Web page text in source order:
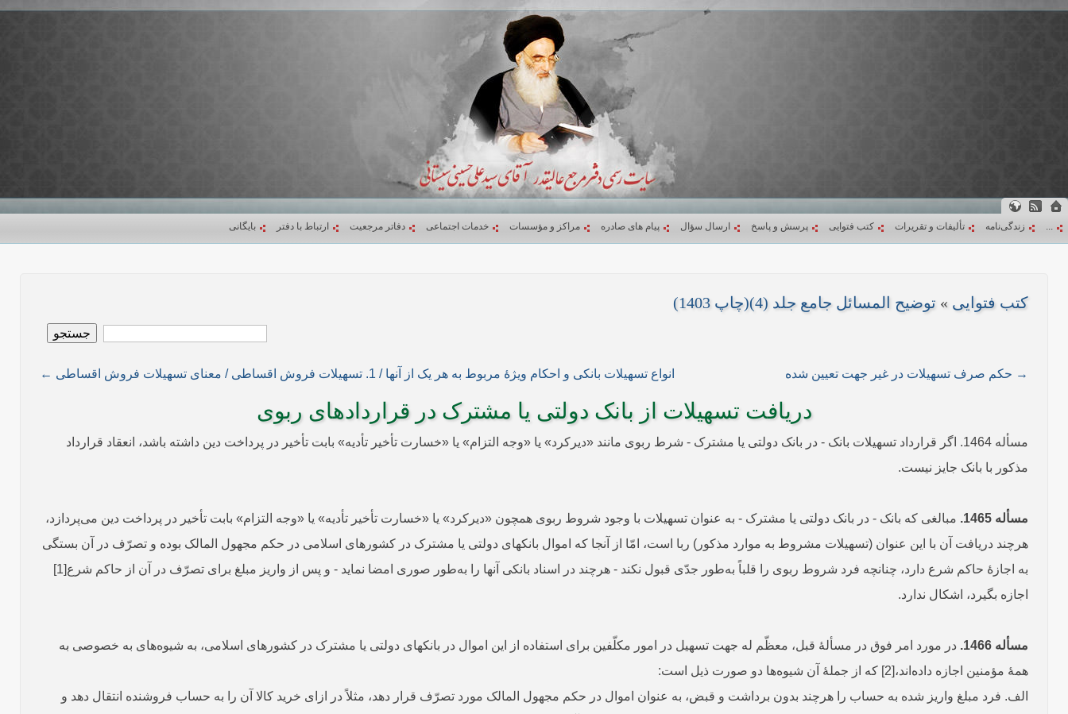
... زندگی‌نامه تألیفات و تقریرات کتب فتوایی پرسش و پاسخ ارسال سؤال پیام های صادره مراکز و مؤسسات خدمات اجتماعی دفاتر مرجعیت ارتباط با دفتر بایگانی
کتب فتوایی » توضیح المسائل جامع جلد (4)(چاپ 1403)
جستجو
انواع تسهیلات بانکی و احکام ویژۀ مربوط به هر یک از آنها / 1. تسهیلات فروش اقساطی / معنای تسهیلات فروش اقساطی ← → حکم صرف تسهیلات در غیر جهت تعیین شده
دریافت تسهیلات از بانک دولتی یا مشترک در قراردادهای ربوی
مسأله 1464. اگر قرارداد تسهیلات بانک - در بانک دولتی یا مشترک - شرط ربوی مانند «دیرکرد» یا «وجه التزام» یا «خسارت تأخیر تأدیه» بابت تأخیر در پرداخت دین داشته باشد، انعقاد قرارداد
مذکور با بانک جایز نیست.
مسأله 1465.
مبالغی که بانک - در بانک دولتی یا مشترک - به عنوان تسهیلات با وجود شروط ربوی همچون «دیرکرد» یا «خسارت تأخیر تأدیه» یا «وجه التزام» بابت تأخیر در پرداخت دین می‌پردازد،
هرچند دریافت آن با این عنوان (تسهیلات مشروط به موارد مذکور) ربا است، امّا از آنجا که اموال بانک­های دولتی یا مشترک در کشورهای اسلامی در حکم مجهول المالک بوده و تصرّف در آن بستگی
به اجازۀ حاکم شرع دارد، چنانچه فرد شروط ربوی را قلباً به‌طور جدّی قبول نکند - هرچند در اسناد بانکی آنها را به‌طور صوری امضا ‌نماید - و پس از واریز مبلغ برای تصرّف در آن از حاکم شرع[1]
اجازه بگیرد، اشکال ندارد.
مسأله 1466.
در مورد امر فوق در مسألۀ قبل، معظّم له جهت تسهیل در امور مکلّفین برای استفاده از این اموال در بانک­های دولتی یا مشترک در کشورهای اسلامی، به شیوه‌های به خصوصی به
همۀ مؤمنین اجازه داده‌اند،[2] که از جملۀ آن شیوه‌ها دو صورت ذیل است:
الف. فرد مبلغ واریز شده به حساب را هرچند بدون برداشت و قبض، به عنوان اموال در حکم مجهول المالک مورد تصرّف قرار دهد، مثلاً در ازای خرید کالا آن را به حساب فروشنده انتقال دهد و